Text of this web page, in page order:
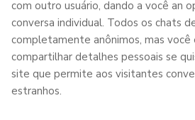
com outro usuário, dando a você an
conversa individual. Todos os chats
completamente anônimos, mas você
compartilhar detalhes pessoais se
site que permite aos visitantes
estranhos.